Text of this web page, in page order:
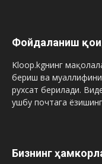
Фойдаланиш
Kloop.kgнинг
бериш ва
рухсат берилади.
ушбу почтага
Бизнинг